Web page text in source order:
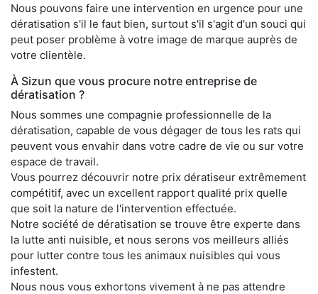
Nous pouvons faire une intervention en urgence pour une
dératisation s'il le faut bien, surtout s'il s'agit d'un souci qui
peut poser problème à votre image de marque auprès de
votre clientèle.
À Sizun que vous procure notre entreprise de
dératisation ?
Nous sommes une compagnie professionnelle de la
dératisation, capable de vous dégager de tous les rats qui
peuvent vous envahir dans votre cadre de vie ou sur votre
espace de travail.
Vous pourrez découvrir notre prix dératiseur extrêmement
compétitif, avec un excellent rapport qualité prix quelle
que soit la nature de l'intervention effectuée.
Notre société de dératisation se trouve être experte dans
la lutte anti nuisible, et nous serons vos meilleurs alliés
pour lutter contre tous les animaux nuisibles qui vous
infestent.
Nous nous vous exhortons vivement à ne pas attendre